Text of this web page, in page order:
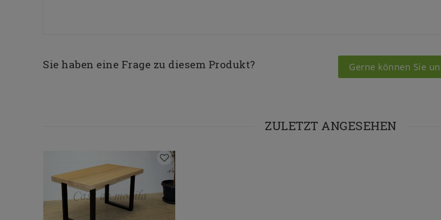
Sie haben eine Frage zu diesem Produkt? Gerne können Sie
ZULETZT ANGESEHEN